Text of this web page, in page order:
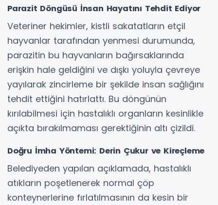
Parazit Döngüsü İnsan Hayatını Tehdit Ediyor
Veteriner hekimler, kistli sakatatların etçil
hayvanlar tarafından yenmesi durumunda,
parazitin bu hayvanların bağırsaklarında
erişkin hale geldiğini ve dışkı yoluyla çevreye
yayılarak zincirleme bir şekilde insan sağlığını
tehdit ettiğini hatırlattı. Bu döngünün
kırılabilmesi için hastalıklı organların kesinlikle
açıkta bırakılmaması gerektiğinin altı çizildi.
Doğru İmha Yöntemi: Derin Çukur ve Kireçleme
Belediyeden yapılan açıklamada, hastalıklı
atıkların poşetlenerek normal çöp
konteynerlerine fırlatılmasının da kesin bir